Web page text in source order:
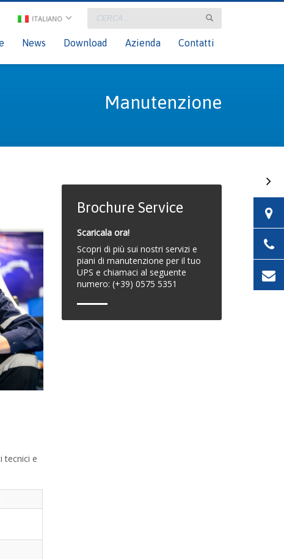
Login
ITALIANO
News Download Azienda Contatti
Manutenzione
tecnici e
Brochure Service
Scaricala ora!
Scopri di più sui nostri servizi e
piani di manutenzione per il tuo
UPS e chiamaci al seguente
numero: (+39) 0575 5351